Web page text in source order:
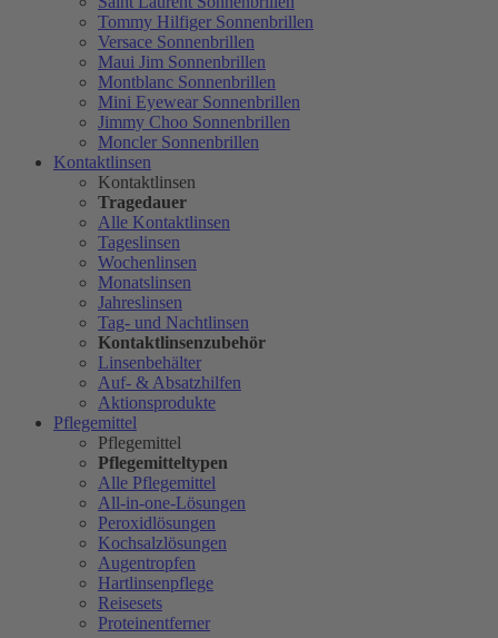
Tommy Hilfiger Sonnenbrillen
Versace Sonnenbrillen
Maui Jim Sonnenbrillen
Montblanc Sonnenbrillen
Mini Eyewear Sonnenbrillen
Jimmy Choo Sonnenbrillen
Moncler Sonnenbrillen
Kontaktlinsen
Kontaktlinsen
Tragedauer
Alle Kontaktlinsen
Tageslinsen
Wochenlinsen
Monatslinsen
Jahreslinsen
Tag- und Nachtlinsen
Kontaktlinsenzubehör
Linsenbehälter
Auf- & Absatzhilfen
Aktionsprodukte
Pflegemittel
Pflegemittel
Pflegemitteltypen
Alle Pflegemittel
All-in-one-Lösungen
Peroxidlösungen
Kochsalzlösungen
Augentropfen
Hartlinsenpflege
Reisesets
Proteinentferner